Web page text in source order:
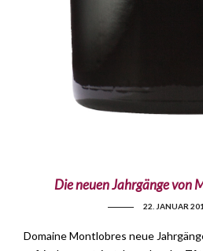
Die neuen Jahrgänge von
22. JANUAR
Domaine Montlobres neue